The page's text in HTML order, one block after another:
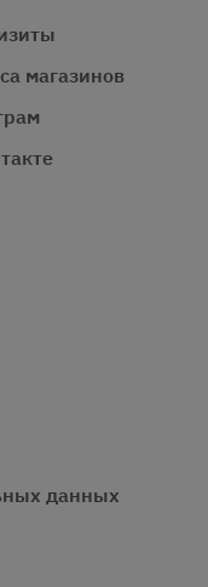
магазинов
данных